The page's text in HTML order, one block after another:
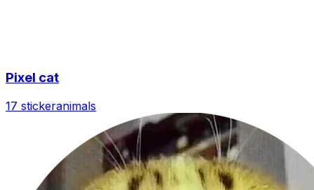
Pixel cat
17 stickeranimals